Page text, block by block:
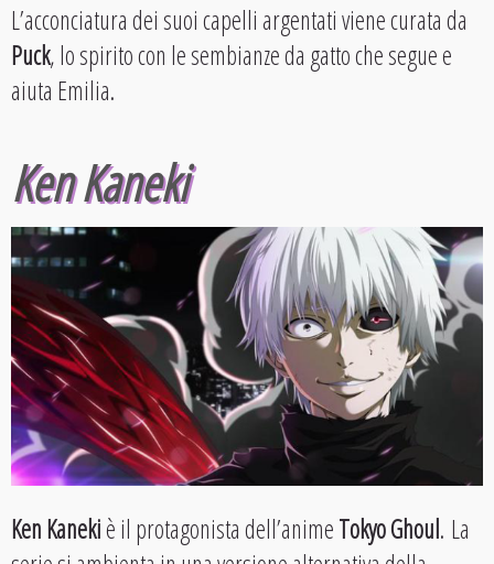
L’acconciatura dei suoi capelli argentati viene curata da
Puck, lo spirito con le sembianze da gatto che segue e
aiuta Emilia.
Ken Kaneki
Ken Kanekiè il protagonista dell’animeTokyo Ghoul. La